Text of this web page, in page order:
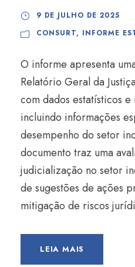
9 DE JULHO DE 2025
CONSURT, INFORME
O informe apresenta
Relatório Geral da
com dados estatísticos
incluindo informações
desempenho do setor
documento traz uma
judicialização no setor
de sugestões de ações
mitigação de riscos
LEIA MAIS